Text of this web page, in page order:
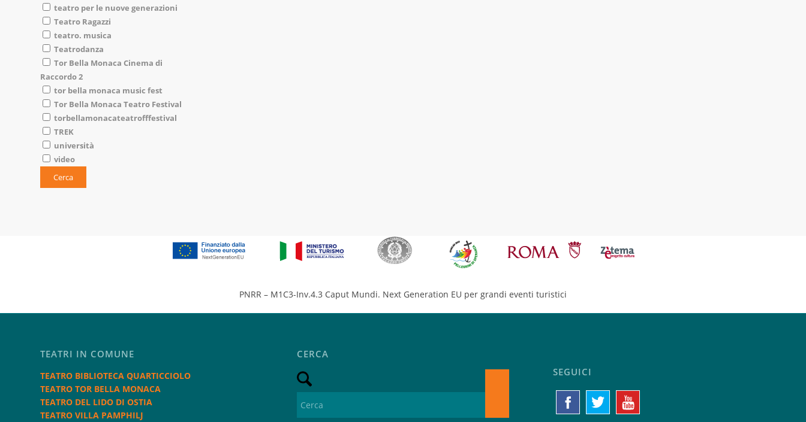
teatro per le nuove generazioni
Teatro Ragazzi
teatro. musica
Teatrodanza
Tor Bella Monaca Cinema di
Raccordo 2
tor bella monaca music fest
Tor Bella Monaca Teatro Festival
torbellamonacateatrofffestival
TREK
università
video
PNRR – M1C3-Inv.4.3 Caput Mundi. Next Generation EU per grandi eventi turistici
TEATRI IN COMUNE
TEATRO BIBLIOTECA QUARTICCIOLO
TEATRO TOR BELLA MONACA
TEATRO DEL LIDO DI OSTIA
TEATRO VILLA PAMPHILJ
CERCA
SEGUICI